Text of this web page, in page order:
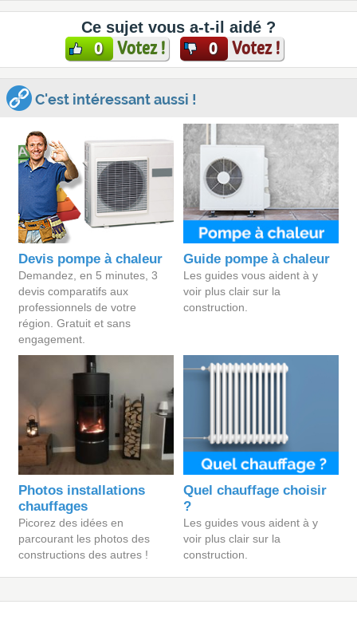
Ce sujet vous a-t-il aidé ?
0 Votez ! 0 Votez !
C'est intéressant aussi !
Devis pompe à chaleur
Demandez, en 5 minutes, 3
devis comparatifs aux
professionnels de votre
région. Gratuit et sans
engagement.
Guide pompe à chaleur
Les guides vous aident à y
voir plus clair sur la
construction.
Photos installations
chauffages
Picorez des idées en
parcourant les photos des
constructions des autres !
Quel chauffage choisir
?
Les guides vous aident à y
voir plus clair sur la
construction.